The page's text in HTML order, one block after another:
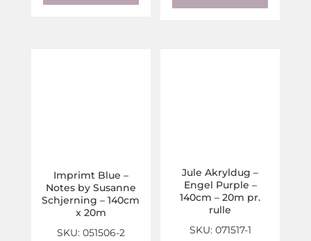
Imprimt Blue –
Notes by Susanne
Schjerning – 140cm
x 20m
SKU: 051506-2
Jule Akryldug –
Engel Purple –
140cm – 20m pr.
rulle
SKU: 071517-1